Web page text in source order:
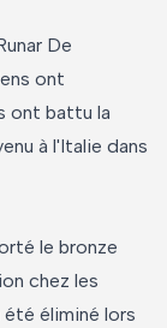
De
ont
ont battu la
à l'Italie dans
le bronze
chez les
été éliminé lors